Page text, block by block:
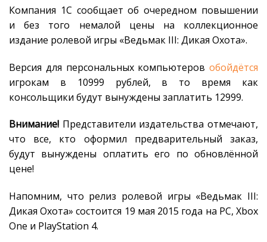
Компания 1С сообщает об очередном повышении
и без того немалой цены на коллекционное
издание ролевой игры «Ведьмак III: Дикая Охота».
Версия для персональных компьютеров обойдётся
игрокам в 10999 рублей, в то время как
консольщики будут вынуждены заплатить 12999.
Внимание! Представители издательства отмечают,
что все, кто оформил предварительный заказ,
будут вынуждены оплатить его по обновлённой
цене!
Напомним, что релиз ролевой игры «Ведьмак III:
Дикая Охота» состоится 19 мая 2015 года на PC, Xbox
One и PlayStation 4.